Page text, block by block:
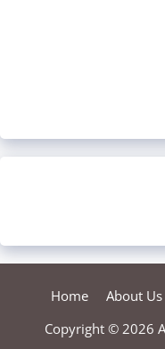
Home About Us
Copyright © 2026